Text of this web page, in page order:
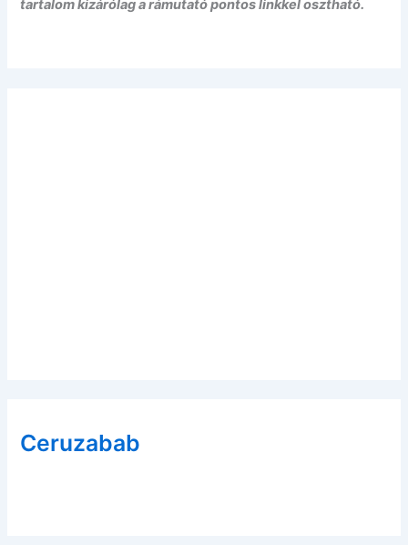
tartalom kizárólag a rámutató pontos linkkel osztható.
Ceruzabab